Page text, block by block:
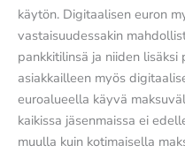
käytön. Digitaalisen euron
vastaisuudessakin
pankkitilinsä ja niiden lisäksi
asiakkailleen myös
euroalueella käyvä
kaikissa jäsenmaissa ei
muulla kuin kotimaisella